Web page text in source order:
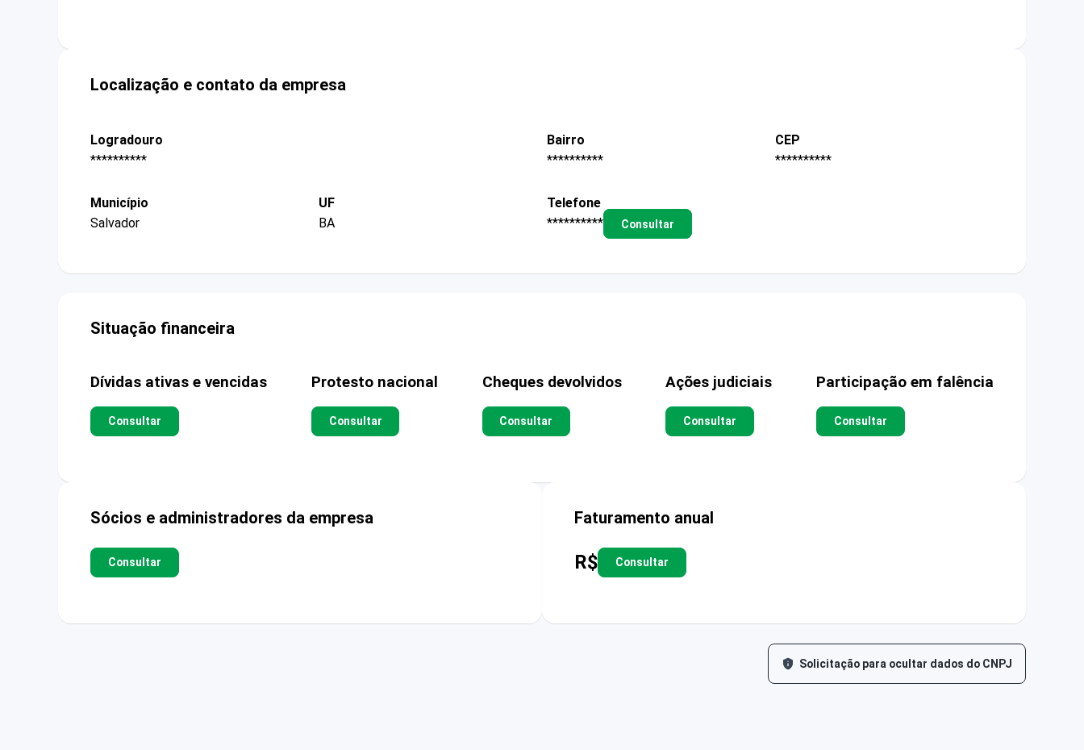
Localização e contato da empresa
Logradouro
**********
Bairro
**********
CEP
**********
Município
Salvador
UF
BA
Telefone
**********
Consultar
Situação financeira
Dívidas ativas e vencidas
Consultar
Protesto nacional
Consultar
Cheques devolvidos
Consultar
Ações judiciais
Consultar
Participação em falência
Consultar
Sócios e administradores da empresa
Consultar
Faturamento anual
R$ Consultar
Solicitação para ocultar dados do CNPJ